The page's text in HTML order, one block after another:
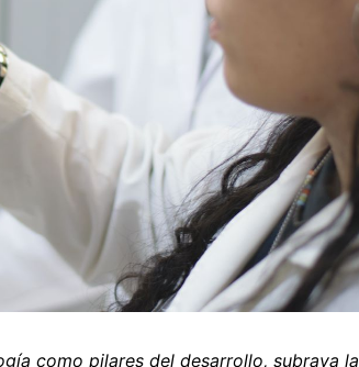
como pilares del desarrollo, subraya la